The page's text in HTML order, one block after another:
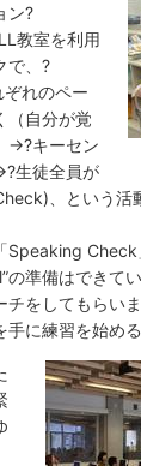
ン?
教室を利用
で、?
れのペー
（自分が覚
→?キーセン
生徒全員が
、という活
Check
の準備はできて
をしてもらい
に練習を始める